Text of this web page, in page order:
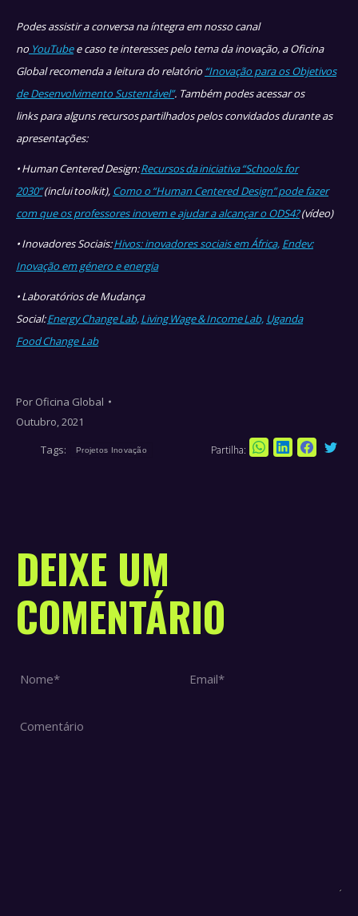
Podes assistir a conversa na íntegra em nosso canal
noYouTubee caso te interesses pelo tema da inovação, a Oficina
Global recomenda a leitura do relatório “Inovação para os Objetivos
de Desenvolvimento Sustentável”. Também podes acessar os
links para alguns recursos partilhados pelos convidados durante as
apresentações:
• Human Centered Design:Recursos da iniciativa “Schools for
2030”(inclui toolkit), Como o “Human Centered Design” pode fazer
com que os professores inovem e ajudar a alcançar o ODS4?(vídeo)
• Inovadores Sociais:Hivos: inovadores sociais em África, Endev:
Inovação em género e energia
• Laboratórios de Mudança
Social:Energy Change Lab,Living Wage & Income Lab, Uganda
Food Change Lab
Por Oficina Global
Outubro, 2021
Tags:
Projetos Inovação Partilha:
ShareShareShare
DEIXE UM
COMENTÁRIO
Comentário
Nome * Email *